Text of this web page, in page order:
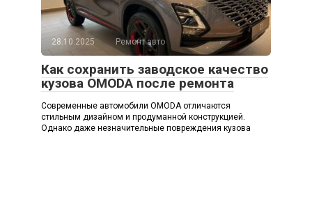
28.10.2025 Ремонт авто
Как сохранить заводское качество
кузова OMODA после ремонта
Современные автомобили OMODA отличаются
стильным дизайном и продуманной конструкцией.
Однако даже незначительные повреждения кузова